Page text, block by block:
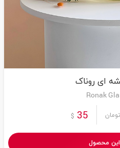
ای روناک
Ronak
تومان 35
$
محصول